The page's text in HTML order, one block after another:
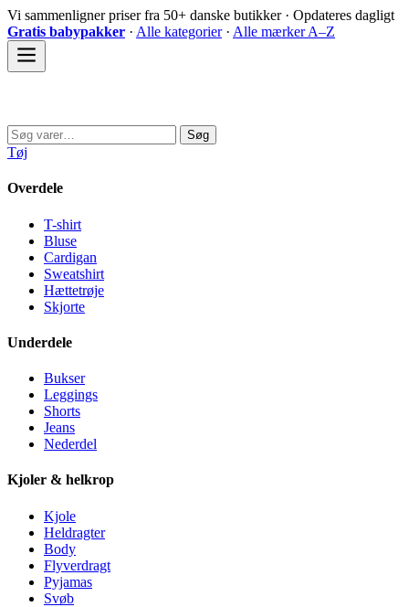
Spring
til
indhold
Vi sammenligner priser fra 50+ danske butikker · Opdateres dagligt
Gratis babypakker · Alle kategorier· Alle mærker A–Z
Søg
efter:
Søg
Tøj
Overdele
T-shirt
Bluse
Cardigan
Sweatshirt
Hættetrøje
Skjorte
Underdele
Bukser
Leggings
Shorts
Jeans
Nederdel
Kjoler & helkrop
Kjole
Heldragter
Body
Flyverdragt
Pyjamas
Svøb